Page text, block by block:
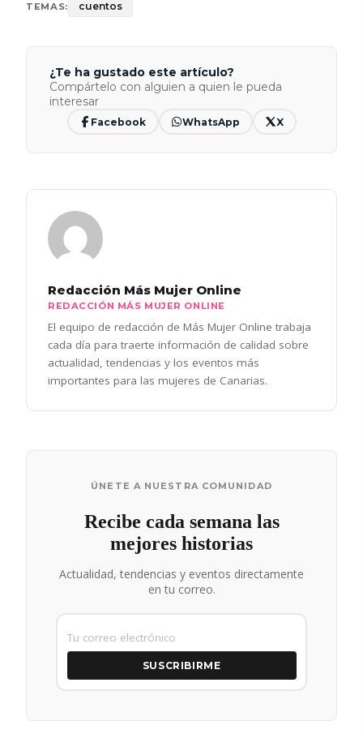
TEMAS: cuentos
¿Te ha gustado este artículo?
Compártelo con alguien a quien le pueda
interesar
Facebook WhatsApp X
Redacción Más Mujer Online
REDACCIÓN MÁS MUJER ONLINE
El equipo de redacción de Más Mujer Online trabaja
cada día para traerte información de calidad sobre
actualidad, tendencias y los eventos más
importantes para las mujeres de Canarias.
ÚNETE A NUESTRA COMUNIDAD
Recibe cada semana las
mejores historias
Actualidad, tendencias y eventos directamente
en tu correo.
SUSCRIBIRME